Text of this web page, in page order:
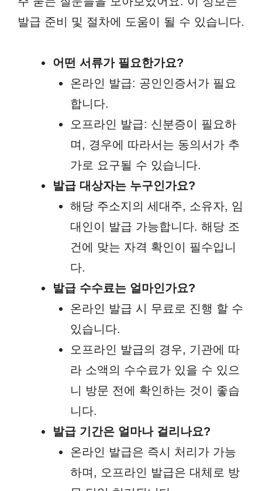
발급 준비 및 절차에 도움이 될 수 있습니다.
어떤 서류가 필요한가요?
온라인 발급: 공인인증서가 필요
합니다.
오프라인 발급: 신분증이 필요하
며, 경우에 따라서는 동의서가 추
가로 요구될 수 있습니다.
발급 대상자는 누구인가요?
해당 주소지의 세대주, 소유자, 임
대인이 발급 가능합니다. 해당 조
건에 맞는 자격 확인이 필수입니
다.
발급 수수료는 얼마인가요?
온라인 발급 시 무료로 진행 할 수
있습니다.
오프라인 발급의 경우, 기관에 따
라 소액의 수수료가 있을 수 있으
니 방문 전에 확인하는 것이 좋습
니다.
발급 기간은 얼마나 걸리나요?
온라인 발급은 즉시 처리가 가능
하며, 오프라인 발급은 대체로 방